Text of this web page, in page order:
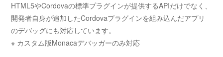
HTML5やCordovaの標準プラグインが提供するAPIだけでなく、
開発者自身が追加したCordovaプラグインを組み込んだアプリ
のデバッグにも対応しています。
※ カスタム版Monacaデバッガーのみ対応